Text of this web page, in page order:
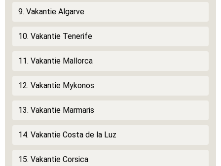
9. Vakantie Algarve
10. Vakantie Tenerife
11. Vakantie Mallorca
12. Vakantie Mykonos
13. Vakantie Marmaris
14. Vakantie Costa de la Luz
15. Vakantie Corsica